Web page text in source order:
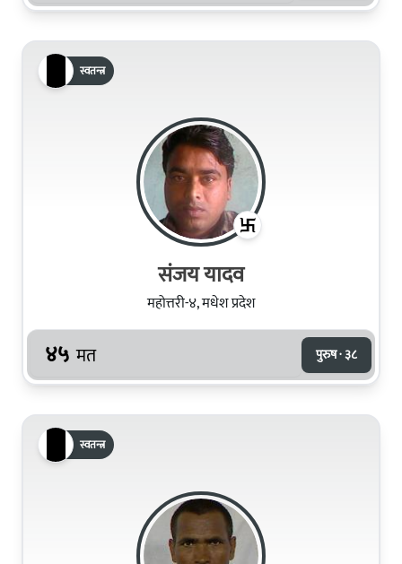
स्वतन्त्र
संजय यादव
महोत्तरी-४, मधेश प्रदेश
४५ मत पुरुष · ३८
स्वतन्त्र